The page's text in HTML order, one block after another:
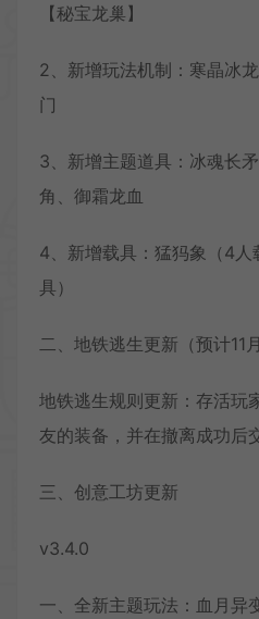
【秘宝龙巢】
2、新增玩法机制：寒晶冰
门
3、新增主题道具：冰魂长
角、御霜龙血
4、新增载具：猛犸象（4
具）
二、地铁逃生更新（预计11
地铁逃生规则更新：存活玩
友的装备，并在撤离成功后
三、创意工坊更新
v3.4.0
一、全新主题玩法：血月异